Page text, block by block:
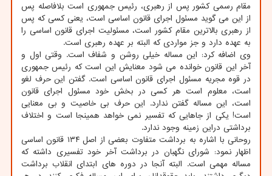
مقام رسمی کشور پس از رهبری، رئیس جمهوری است بلافاصله پس
از این می گوید مسئول اجرای قانون اساسی است، یعنی کسی که پس
از رهبری بالاترین مقام کشور است، مسئولیت اجرای قانون اساسی را
به عهده دارد و جز مواردی که البته بر عهده رهبری است.
وی اضافه کرد: این مساله خیلی روشن و شفاف است. وقتی اول و
آخر این قانون خوانده می شود معنایش این است که رئیس جمهوری
در قوه مجریه مسئول اجرای قانون اساسی است. گفتن این حرف لغو
است، معلوم است هر کسی در بخش خود مسئول اجرای قانون
است، این مساله گفتن ندارد. این حرف بی خاصیت و بی معنایی
است! یکی از جاهایی که تفسیر نمی خواهد همینجا است و اختلاف
برداشتی دراین زمینه وجود ندارد.
روحانی با اشاره به برداشت متفاوت بعضی از اصل ۱۳۴ قانون اساسی
اظهار نمود: شورای نگهبان در برداشت آخر خود تفسیری داشته که
مساله مهمی است. البته آنجا در دوره های ابتدای انقلاب برداشت